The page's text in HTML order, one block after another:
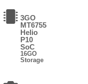
3GO
MT6755
Helio
P10
SoC
16GO
Storage